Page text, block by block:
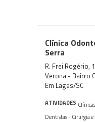
Clínica
Serra
R. Frei Rogério,
Verona - Bairro
Em Lages/SC
ATIVIDADES
Dentistas - Cirurgia e